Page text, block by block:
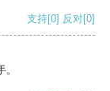
支持[0] 反对[0]